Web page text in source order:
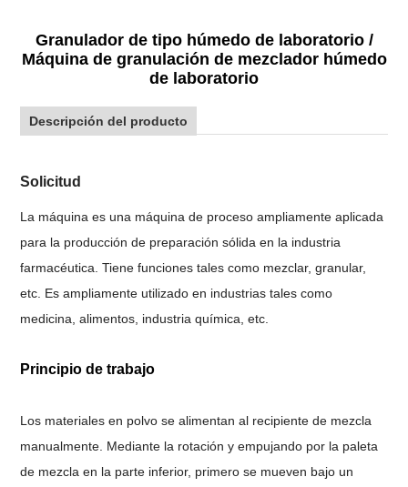
Granulador de tipo húmedo de laboratorio /
Máquina de granulación de mezclador húmedo
de laboratorio
Descripción del producto
Solicitud
La máquina es una máquina de proceso ampliamente aplicada
para la producción de preparación sólida en la industria
farmacéutica. Tiene funciones tales como mezclar, granular,
etc. Es ampliamente utilizado en industrias tales como
medicina, alimentos, industria química, etc.
Principio de trabajo
Los materiales en polvo se alimentan al recipiente de mezcla
manualmente. Mediante la rotación y empujando por la paleta
de mezcla en la parte inferior, primero se mueven bajo un